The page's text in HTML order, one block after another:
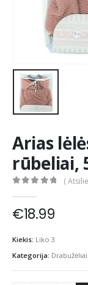
Arias
rūbeliai,
(
€18.99
Kiekis: Liko 3
Kategorija: